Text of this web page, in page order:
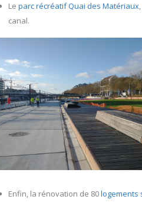
Leparc récréatif Quai des Matériaux
canal.
Enfin, la rénovation de 80logements